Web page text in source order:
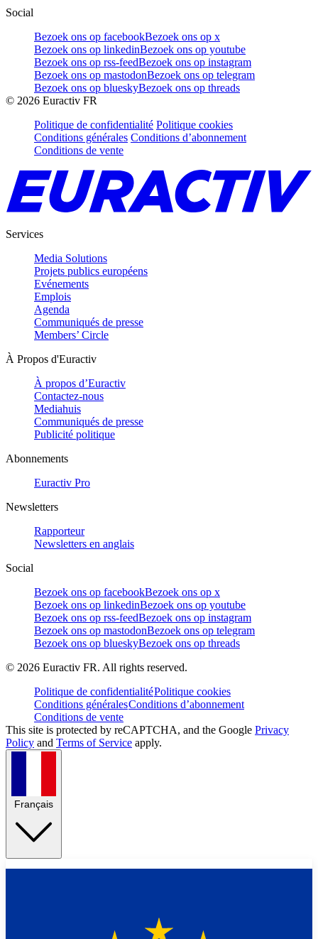
Social
Bezoek ons op facebookBezoek ons op x
Bezoek ons op linkedinBezoek ons op youtube
Bezoek ons op rss-feedBezoek ons op instagram
Bezoek ons op mastodonBezoek ons op telegram
Bezoek ons op blueskyBezoek ons op threads
© 2026 Euractiv FR
Politique de confidentialité Politique cookies
Conditions générales Conditions d’abonnement
Conditions de vente
Services
Media Solutions
Projets publics européens
Evénements
Emplois
Agenda
Communiqués de presse
Members’ Circle
À Propos d'Euractiv
À propos d’Euractiv
Contactez-nous
Mediahuis
Communiqués de presse
Publicité politique
Abonnements
Euractiv Pro
Newsletters
Rapporteur
Newsletters en anglais
Social
Bezoek ons op facebookBezoek ons op x
Bezoek ons op linkedinBezoek ons op youtube
Bezoek ons op rss-feedBezoek ons op instagram
Bezoek ons op mastodonBezoek ons op telegram
Bezoek ons op blueskyBezoek ons op threads
© 2026 Euractiv FR. All rights reserved.
Politique de confidentialitéPolitique cookies
Conditions généralesConditions d’abonnement
Conditions de vente
This site is protected by reCAPTCHA, and the Google Privacy
Policy and Terms of Service apply.
Français